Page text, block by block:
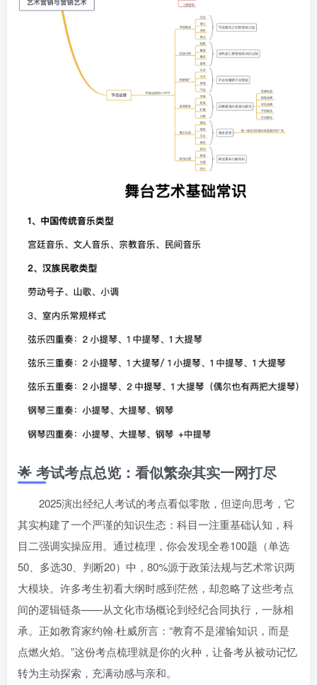
🌟 考试考点总览：看似繁杂其实一网打尽
2025演出经纪人考试的考点看似零散，但逆向思考，它
其实构建了一个严谨的知识生态：科目一注重基础认知，科
目二强调实操应用。通过梳理，你会发现全卷100题（单选
50、多选30、判断20）中，80%源于政策法规与艺术常识两
大模块。许多考生初看大纲时感到茫然，却忽略了这些考点
间的逻辑链条——从文化市场概论到经纪合同执行，一脉相
承。正如教育家约翰·杜威所言：“教育不是灌输知识，而是
点燃火焰。”这份考点梳理就是你的火种，让备考从被动记忆
转为主动探索，充满动感与亲和。